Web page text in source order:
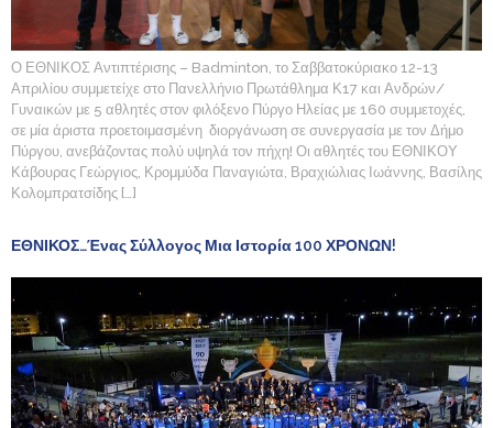
Ο ΕΘΝΙΚΟΣ Αντιπτέρισης – Badminton, το Σαββατοκύριακο 12-13
Απριλίου συμμετείχε στο Πανελλήνιο Πρωτάθλημα Κ17 και Ανδρών/
Γυναικών με 5 αθλητές στον φιλόξενο Πύργο Ηλείας με 160 συμμετοχές,
σε μία άριστα προετοιμασμένη διοργάνωση σε συνεργασία με τον Δήμο
Πύργου, ανεβάζοντας πολύ υψηλά τον πήχη! Οι αθλητές του ΕΘΝΙΚΟΥ
Κάβουρας Γεώργιος, Κρομμύδα Παναγιώτα, Βραχιώλιας Ιωάννης, Βασίλης
Κολομπρατσίδης […]
ΕΘΝΙΚΟΣ…ένας Σύλλογος Μια Ιστορία 100 ΧΡΟΝΩΝ!